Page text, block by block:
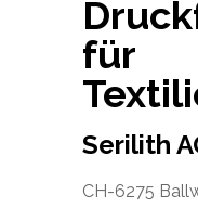
für
Serilith
CH-6275